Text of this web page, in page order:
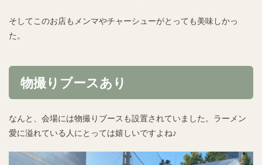
そしてこのお店もメンマやチャーシューがとっても美味しかっ
た。
物撮りブースあり
なんと、会場には物撮りブースも設置されていました。ラーメン
愛に溢れている人にとっては嬉しいですよね♪